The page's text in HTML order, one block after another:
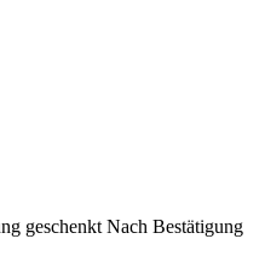
geschenkt Nach Bestätigung